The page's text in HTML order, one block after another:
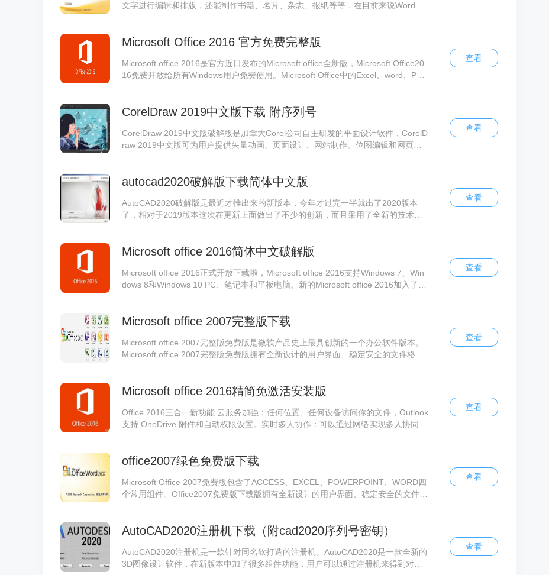
文字进行编辑和排版，还能制作书籍、名片、杂志、报纸等等，在目前来说Word是
版，还能制作书籍、名片、杂志、报纸等等，在目前来说Word是世上用户最多的办
Microsoft Office 2016 官方免费完整版
Microsoft office 2016是官方近日发布的Microsoft office全新版，Microsoft Office20
16免费开放给所有Windows用户免费使用。Microsoft Office中的Excel、word、PPT
查看
CorelDraw 2019中文版下载 附序列号
CorelDraw 2019中文版破解版是加拿大Corel公司自主研发的平面设计软件，CorelD
raw 2019中文版可为用户提供矢量动画、页面设计、网站制作、位图编辑和网页动
查看
autocad2020破解版下载简体中文版
AutoCAD2020破解版是最近才推出来的新版本，今年才过完一半就出了2020版本
了，相对于2019版本这次在更新上面做出了不少的创新，而且采用了全新的技术来
查看
Microsoft office 2016简体中文破解版
Microsoft office 2016正式开放下载啦，Microsoft office 2016支持Windows 7、Win
dows 8和Windows 10 PC、笔记本和平板电脑。新的Microsoft office 2016加入了多
查看
Microsoft office 2007完整版下载
Microsoft office 2007完整版免费版是微软产品史上最具创新的一个办公软件版本。
Microsoft office 2007完整版免费版拥有全新设计的用户界面、稳定安全的文件格
帮助您在一个地方管理所有客户和潜在客户的信息。该版本的office2007窗口界面比
查看
Microsoft office 2016精简免激活安装版
Office 2016三合一新功能 云服务加强：任何位置、任何设备访问你的文件，Outlook
支持 OneDrive 附件和自动权限设置。实时多人协作：可以通过网络实现多人协同编
和会议。 Outlook 2016 提供了智能邮箱、快速搜索、自动过滤低优先级邮件、One
查看
office2007绿色免费版下载
Microsoft Office 2007免费版包含了ACCESS、EXCEL、POWERPOINT、WORD四
个常用组件。Office2007免费版下载版拥有全新设计的用户界面、稳定安全的文件格
可帮助您在一个地方管理所有客户和潜在客户的信息。
查看
AutoCAD2020注册机下载（附cad2020序列号密钥）
AutoCAD2020注册机是一款针对同名软打造的注册机。AutoCAD2020是一款全新的
3D图像设计软件，在新版本中加了很多组件功能，用户可以通过注册机来得到对应
查看